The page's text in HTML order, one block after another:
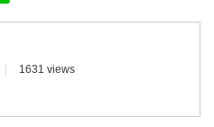
1631 views